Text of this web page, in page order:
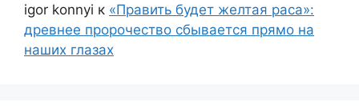
igor konnyi к «Править будет желтая раса»:
древнее пророчество сбывается прямо на
наших глазах